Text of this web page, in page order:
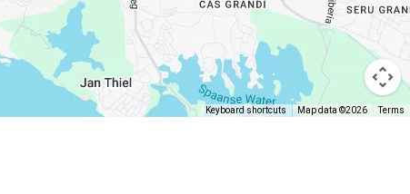
Keyboard shortcuts Map data ©2026 Terms